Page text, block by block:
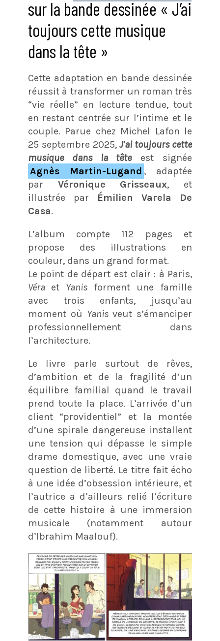
sur la bande dessinée « J’ai
toujours cette musique
dans la tête »
Cette adaptation en bande dessinée
réussit à transformer un roman très
“vie réelle” en lecture tendue, tout
en restant centrée sur l’intime et le
couple. ​ Parue chez Michel Lafon le
25 septembre 2025,J’ai toujours cette
musique dans la têteest signée
Agnès Martin-Lugand , adaptée
par Véronique Grisseaux, et
illustrée par Émilien Varela De
Casa.
L’album compte 112 pages et
propose des illustrations en
couleur, dans un grand format.
Le point de départ est clair : à Paris,
Véra et Yanis forment une famille
avec trois enfants, jusqu’au
moment où Yanisveut s’émanciper
professionnellement dans
l’architecture.
Le livre parle surtout de rêves,
d’ambition et de la fragilité d’un
équilibre familial quand le travail
prend toute la place. ​ L’arrivée d’un
client “providentiel” et la montée
d’une spirale dangereuse installent
une tension qui dépasse le simple
drame domestique, avec une vraie
question de liberté. ​ Le titre fait écho
à une idée d’obsession intérieure, et
l’autrice a d’ailleurs relié l’écriture
de cette histoire à une immersion
musicale (notamment autour
d’Ibrahim Maalouf).